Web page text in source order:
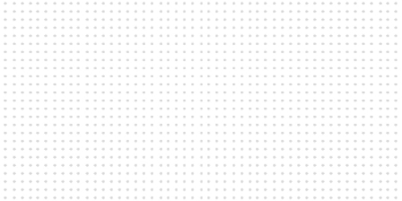
Hur hittar jag den optimala lokalen för mitt
evenemang?
Vi guidar dig inledningsvis för att identifiera en
lämplig lokal, men alla detaljer kring kapacitet,
utrustning och arrangemang hanteras direkt med
lokalen själv.